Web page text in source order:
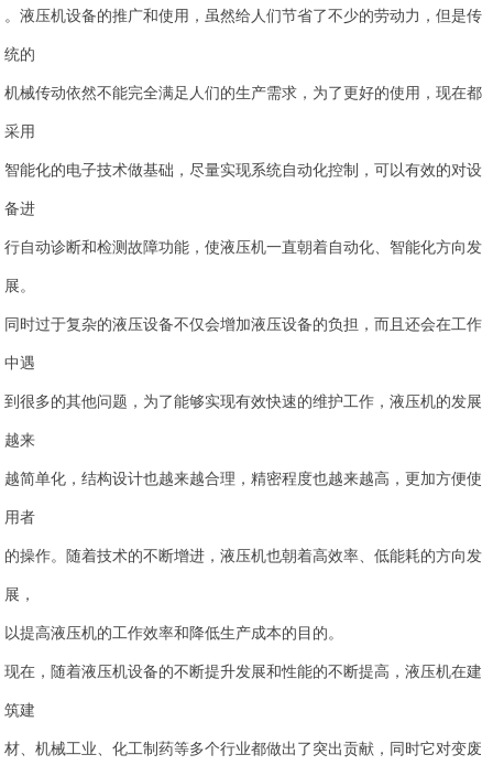
。液压机设备的推广和使用，虽然给人们节省了不少的劳动力，但是传
统的
机械传动依然不能完全满足人们的生产需求，为了更好的使用，现在都
采用
智能化的电子技术做基础，尽量实现系统自动化控制，可以有效的对设
备进
行自动诊断和检测故障功能，使液压机一直朝着自动化、智能化方向发
展。
同时过于复杂的液压设备不仅会增加液压设备的负担，而且还会在工作
中遇
到很多的其他问题，为了能够实现有效快速的维护工作，液压机的发展
越来
越简单化，结构设计也越来越合理，精密程度也越来越高，更加方便使
用者
的操作。随着技术的不断增进，液压机也朝着高效率、低能耗的方向发
展，
以提高液压机的工作效率和降低生产成本的目的。
现在，随着液压机设备的不断提升发展和性能的不断提高，液压机在建
筑建
材、机械工业、化工制药等多个行业都做出了突出贡献，同时它对变废